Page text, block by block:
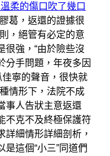
柔的傷口吹了幾口
葛，返還的證據很
，絕管有必定的意
很強，“由於險些沒
分手問題，年夜多因
佳寧的聲音，很快就
情形下，法院不成
事人告狀主意返還
不克不及終極保護符
詳細情形詳細剖析，
這個“小三”同道們